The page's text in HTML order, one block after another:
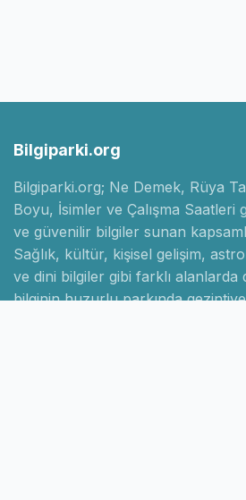
Bilgiparki.org
Bilgiparki.org; Ne Demek, Rüya
Boyu, İsimler ve Çalışma Saatleri
ve güvenilir bilgiler sunan
Sağlık, kültür, kişisel gelişim,
ve dini bilgiler gibi farklı
bilginin huzurlu parkında gezintiye